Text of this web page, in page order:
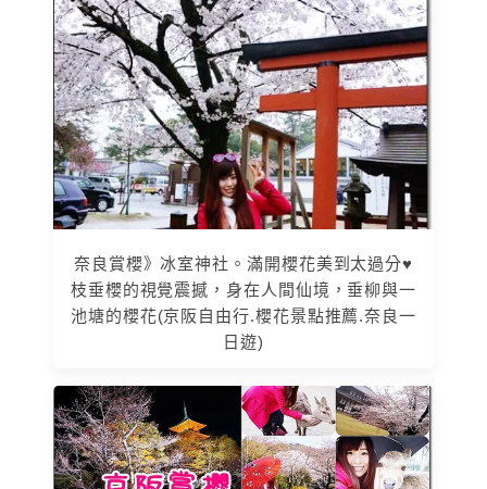
奈良賞櫻》冰室神社。滿開櫻花美到太過分♥
枝垂櫻的視覺震撼，身在人間仙境，垂柳與一
池塘的櫻花(京阪自由行.櫻花景點推薦.奈良一
日遊)